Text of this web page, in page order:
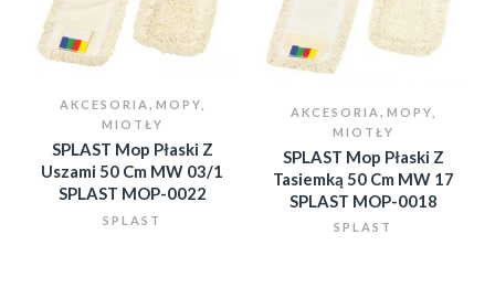
AKCESORIA , MOPY,
MIOTŁY
SPLAST Mop Płaski Z
Uszami 50 Cm MW 03/1
SPLAST MOP-0022
SPLAST
AKCESORIA , MOPY,
MIOTŁY
SPLAST Mop Płaski Z
Tasiemką 50 Cm MW 17
SPLAST MOP-0018
SPLAST